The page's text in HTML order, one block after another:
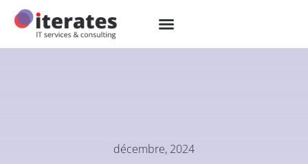
décembre, 2024